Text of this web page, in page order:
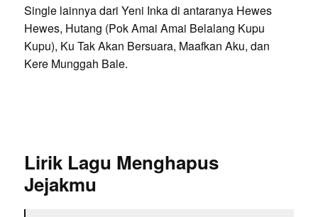
Single lainnya dari Yeni Inka di antaranya Hewes
Hewes, Hutang (Pok Amai Amai Belalang Kupu
Kupu), Ku Tak Akan Bersuara, Maafkan Aku, dan
Kere Munggah Bale.
Lirik Lagu Menghapus
Jejakmu